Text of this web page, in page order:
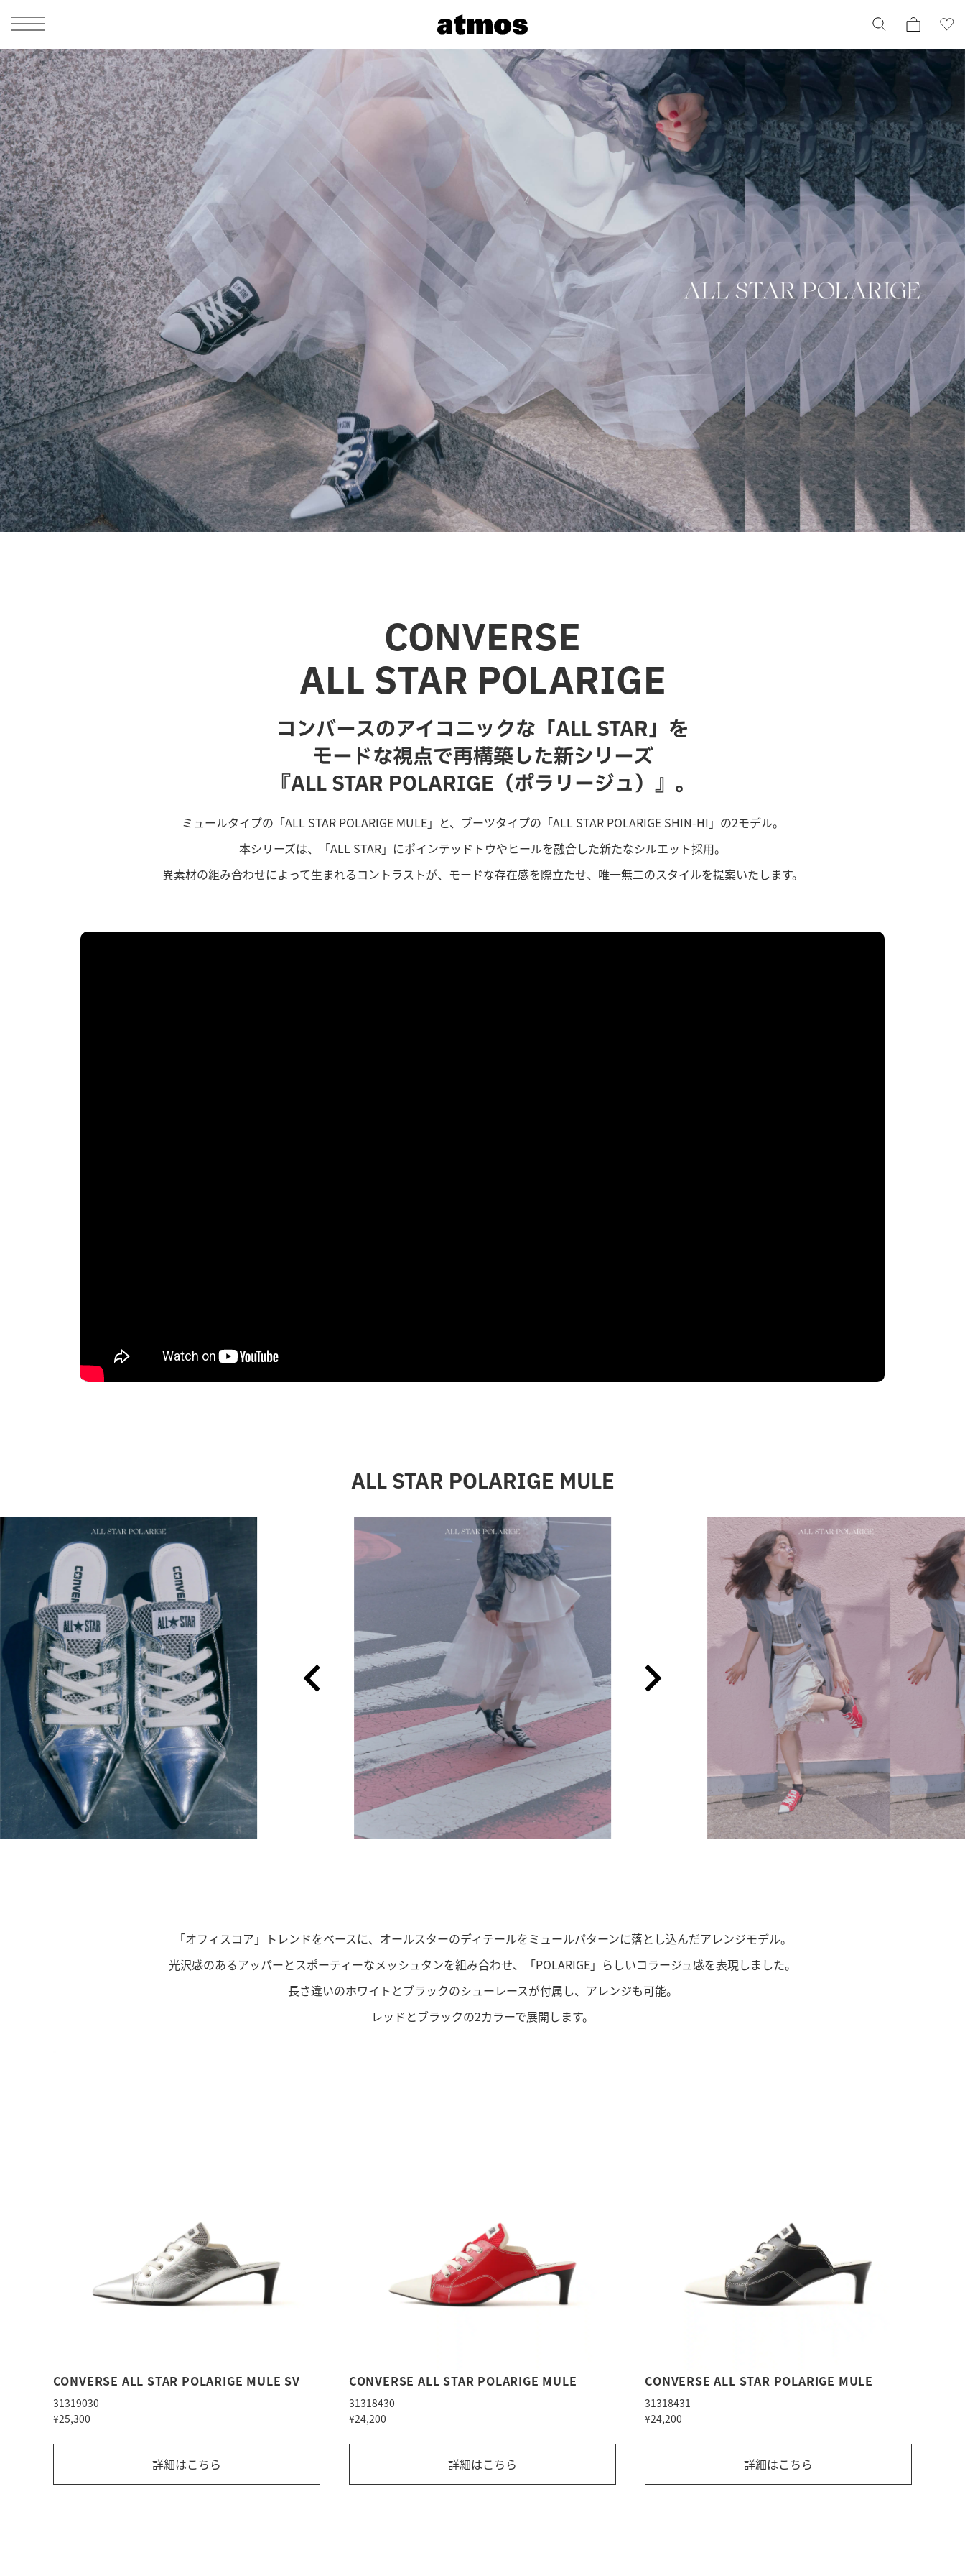
MEN
ALL
シューズ
ウェア
バッグ
アクセサリー
その他
アディダス ピックアップ
シューズ
ALL
スニーカー
ブーツ
サンダル
その他
すべてのシューズ
ライフスタイルランニング
ウェア
ALL
トップス
アウター
パンツ
ソックス
アンダーウェア
水着
その他
すべてのウェア
バッグ
ALL
バックパック / リュック
ショルダー / メッセンジャーバッグ
トート / エコバッグ
クラッチ / セカンドバッグ
ウエストバッグ
その他
すべてのバッグ
アクセサリー
ALL
ポーチ / ウォレット
帽子
グッズ / アクセサリー
その他
すべてのアクセサリー
その他
ALL
シューケア / グッズ
おもちゃ / フィギュア
その他
すべてのその他
WOMENS
ALL
シューズ
ウェア
バッグ
アクセサリー
その他
アディダス ピックアップ
シューズ
ALL
スニーカー
ブーツ
サンダル / パンプス
その他
すべてのシューズ
ライフスタイルランニング
ウェア
ALL
トップス
アウター
パンツ
ワンピース
スカート
ソックス
アンダーウェア
水着
その他
すべてのウェア
バッグ
ALL
バックパック / リュック
ショルダー / メッセンジャーバッグ
トート / エコバッグ
クラッチ / セカンドバッグ
ウエストバッグ
その他
すべてのバッグ
アクセサリー
ALL
ポーチ / ウォレット
帽子
グッズ / アクセサリー
その他
すべてのアクセサリー
その他
ALL
シューケア / グッズ
おもちゃ / フィギュア
その他
すべてのその他
CONVERSE
ALL STAR POLARIGE
コンバースのアイコニックな「ALL STAR」を
モードな視点で再構築した新シリーズ
『ALL STAR POLARIGE（ポラリージュ）』。
ミュールタイプの「ALL STAR POLARIGE MULE」と、ブーツタイプの「ALL STAR POLARIGE SHIN-HI」の2モデル。
本シリーズは、「ALL STAR」にポインテッドトウやヒールを融合した新たなシルエット採用。
異素材の組み合わせによって生まれるコントラストが、モードな存在感を際立たせ、唯一無二のスタイルを提案いたします。
ALL STAR POLARIGE MULE
「オフィスコア」トレンドをベースに、オールスターのディテールをミュールパターンに落とし込んだアレンジモデル。
光沢感のあるアッパーとスポーティーなメッシュタンを組み合わせ、「POLARIGE」らしいコラージュ感を表現しました。
長さ違いのホワイトとブラックのシューレースが付属し、アレンジも可能。
レッドとブラックの2カラーで展開します。
CONVERSE ALL STAR POLARIGE MULE SV
31319030
¥25,300
詳細はこちら
CONVERSE ALL STAR POLARIGE MULE
31318430
¥24,200
詳細はこちら
CONVERSE ALL STAR POLARIGE MULE
31318431
¥24,200
詳細はこちら